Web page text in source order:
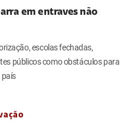
em entraves não
escolas fechadas,
públicos como obstáculos para
país